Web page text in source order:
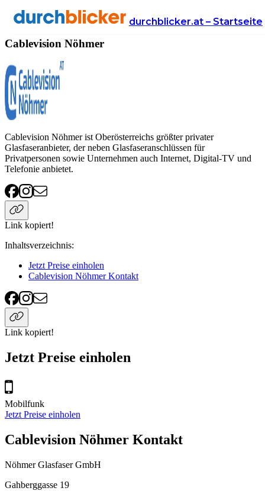
durchblicker.at – Startseite
Anbieter Handy & Internet Cablevision Nöhmer
Cablevision Nöhmer
Cablevision Nöhmer ist Oberösterreichs größter privater
Glasfaseranbieter, der neben Glasfaseranschlüssen für
Privatpersonen sowie Unternehmen auch Internet, Digital-TV und
Telefonie anbietet.
Link kopiert!
Inhaltsverzeichnis:
Jetzt Preise einholen
Cablevision Nöhmer Kontakt
Link kopiert!
Jetzt Preise einholen
Mobilfunk
Jetzt Preise einholen
Cablevision Nöhmer Kontakt
Nöhmer Glasfaser GmbH
Gahberggasse 19